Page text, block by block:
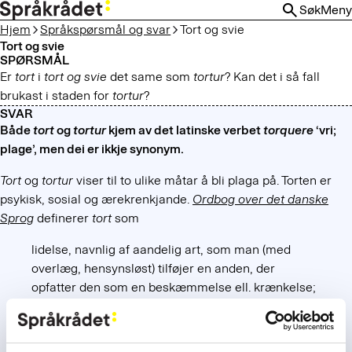
HOPP
TIL
HOVEDINNHOLD
SøkMeny
Hjem
Språkspørsmål og svar Tort og svie
Tort og svie
SPØRSMÅL
Er torti tort og svie det same som tortur? Kan det i så fall
brukast i staden for tortur?
SVAR
Bådetortogtorturkjem av det latinske verbettorquere‘vri;
plage’, men dei er ikkje synonym.
Tortog tortur viser til to ulike måtar å bli plaga på. Torten er
psykisk, sosial og ærekrenkjande. Ordbog over det danske
Sprog definerer tortsom
lidelse, navnlig af aandelig art, som man (med
overlæg, hensynsløst) tilføjer en anden, der
opfatter den som en beskæmmelse ell. krænkelse;
haan; spot; uret; ærgrelse.
(ofte i forb. som
forvolde, gøre, tilføje, volde tortell.ske, vederfares